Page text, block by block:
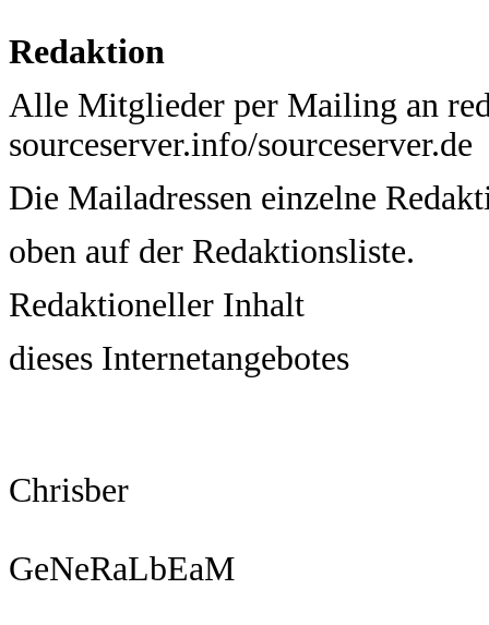
Redaktion
Alle Mitglieder per Mailing an
sourceserver.info/sourceserver.de
Die Mailadressen einzelne
oben auf der Redaktionsliste.
Redaktioneller Inhalt
dieses Internetangebotes
Chrisber
GeNeRaLbEaM